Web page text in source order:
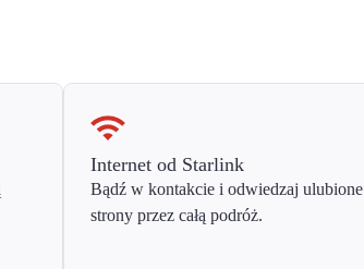
Internet od Starlink
Bądź w kontakcie i odwiedzaj ulubione
strony przez całą podróż.